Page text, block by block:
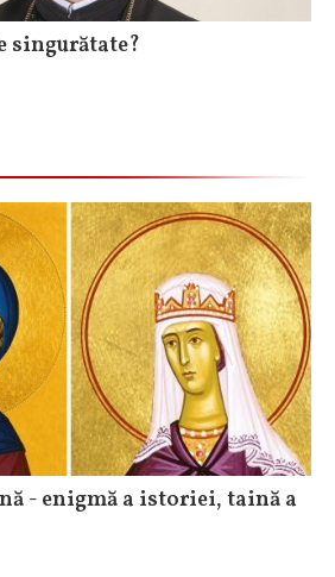
singurătate?
- enigmă a istoriei, taină a